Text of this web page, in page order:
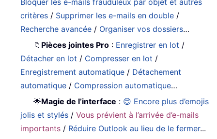
Bloquer les e-mails frauduleux par objet et autres
critères / Supprimer les e-mails en double /
Recherche avancée / Organiser vos dossiers…
📁 Pièces jointes Pro : Enregistrer en lot /
Détacher en lot / Compresser en lot /
Enregistrement automatique / Détachement
automatique / Compression automatique…
🌟Magie de l’interface : 😊 Encore plus d’emojis
jolis et stylés /Vous prévient à l’arrivée d’e-mails
importants / Réduire Outlook au lieu de le fermer...